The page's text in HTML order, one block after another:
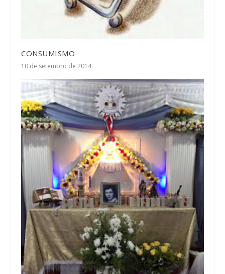
CONSUMISMO
10 de setembro de 2014